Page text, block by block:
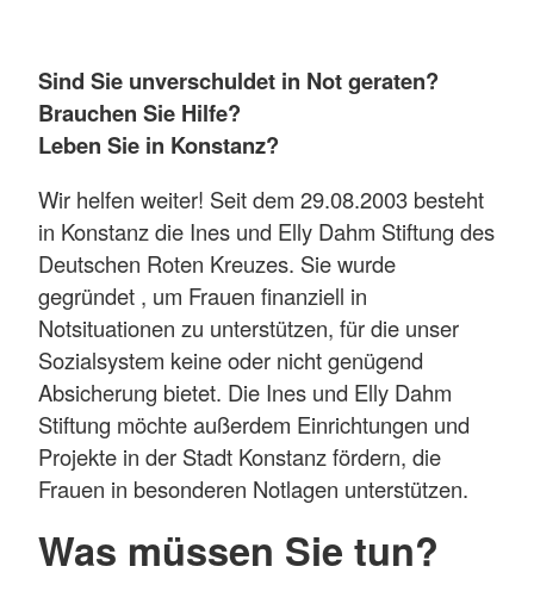
Sind Sie unverschuldet in Not geraten?
Brauchen Sie Hilfe?
Leben Sie in Konstanz?
Wir helfen weiter! Seit dem 29.08.2003 besteht
in Konstanz die Ines und Elly Dahm Stiftung des
Deutschen Roten Kreuzes. Sie wurde
gegründet , um Frauen finanziell in
Notsituationen zu unterstützen, für die unser
Sozialsystem keine oder nicht genügend
Absicherung bietet. Die Ines und Elly Dahm
Stiftung möchte außerdem Einrichtungen und
Projekte in der Stadt Konstanz fördern, die
Frauen in besonderen Notlagen unterstützen.
Was müssen Sie tun?